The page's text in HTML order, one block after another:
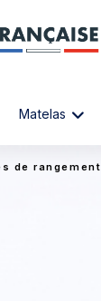
Matelas
de rangement